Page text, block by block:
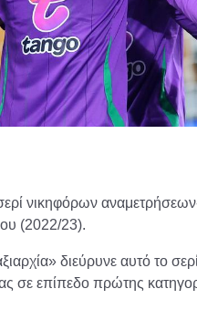
νικηφόρων αναμετρήσεων-
(2022/23).
διεύρυνε αυτό το
σε επίπεδο πρώτης